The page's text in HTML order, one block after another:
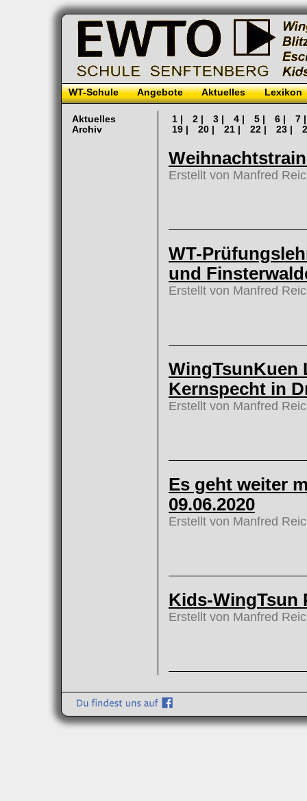
WT-Schule Angebote Aktuelles Lexikon
Aktuelles
Archiv
1 | 2 | 3 | 4 | 5 | 6 |
7
19 |
20 | 21 | 22 | 23 |
Erstellt von Manfred
WT-
und
Erstellt von Manfred
WingTsunKuen
Kernspecht in
Erstellt von Manfred
Es geht weiter
09.06.2020
Erstellt von Manfred
Kids-WingTsun
Erstellt von Manfred